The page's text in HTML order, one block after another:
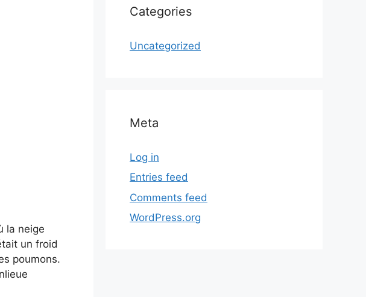
la neige
un froid
poumons.
Categories
Uncategorized
Meta
Log in
Entries feed
Comments feed
WordPress.org